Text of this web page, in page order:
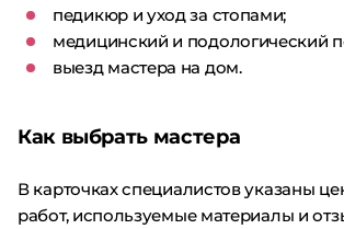
педикюр и уход за стопами;
медицинский и подологический
выезд мастера на дом.
Как выбрать мастера
В карточках специалистов указаны
работ, используемые материалы и